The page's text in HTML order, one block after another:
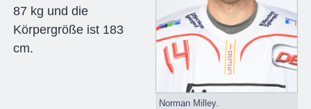
Norman Milley.
87 kg und die
Körpergröße ist 183
cm.